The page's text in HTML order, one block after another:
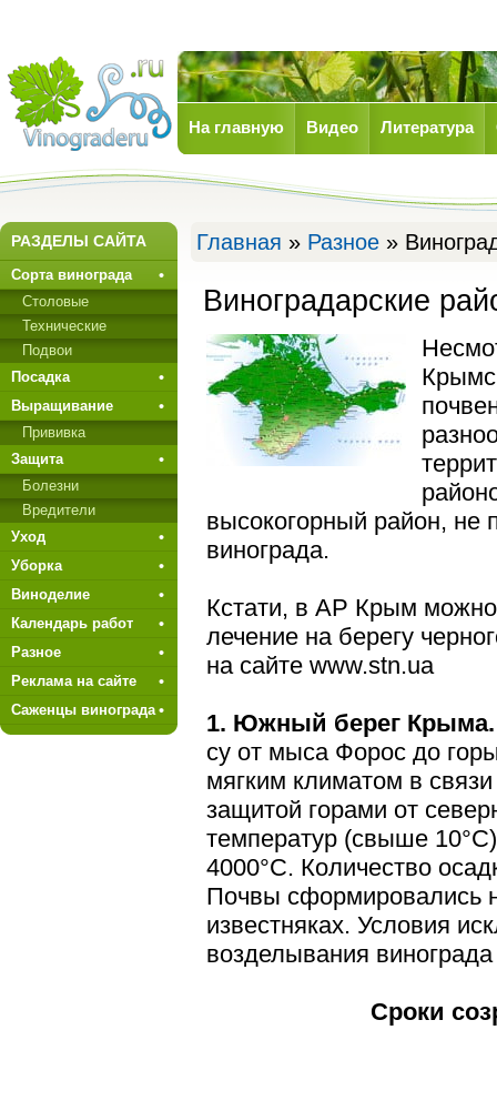
Виноград
На главную Видео Литература
Главная » Разное »
Виноградарские
высокогорный район, не
винограда.
Кстати, в АР Крым можно
лечение на берегу
на сайте www.stn.ua
1. Южный берег Крыма.
су от мыса Форос до
мяг­ким климатом в
защитой гора­ми от
температур (свыше 10°С)
4000°С. Количество
Почвы сформировались
известняках. Условия
возделывания
Сроки
РАЗДЕЛЫ САЙТА
Сорта винограда
Столовые
Технические
Подвои
Посадка
Выращивание
Прививкa
Защита
Болезни
Вредители
Уход
Уборка
Виноделие
Календарь работ
Разное
Реклама на сайте
Саженцы винограда